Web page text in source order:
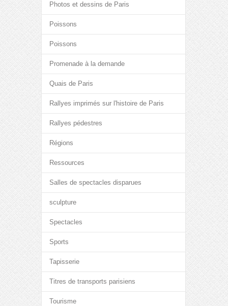
Photos et dessins de Paris
Poissons
Poissons
Promenade à la demande
Quais de Paris
Rallyes imprimés sur l'histoire de Paris
Rallyes pédestres
Régions
Ressources
Salles de spectacles disparues
sculpture
Spectacles
Sports
Tapisserie
Titres de transports parisiens
Tourisme